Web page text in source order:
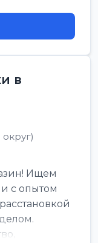
в
Ищем
с опытом